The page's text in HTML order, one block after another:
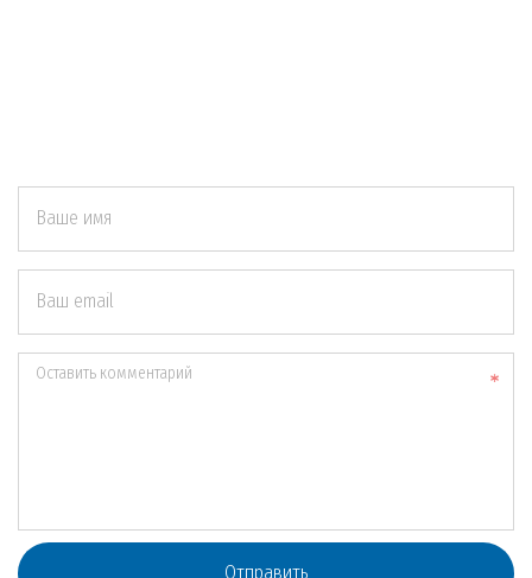
Ваше имя
Ваш email
Оставить комментарий
Отправить